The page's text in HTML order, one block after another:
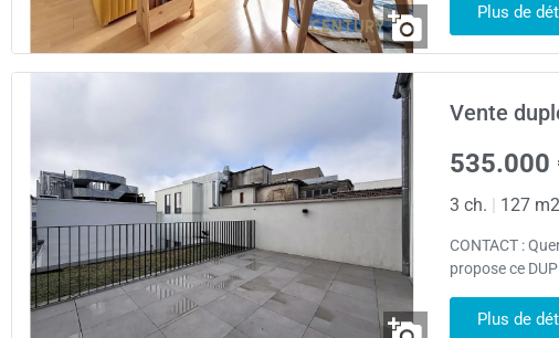
Plus de
Vente
535.000
3 ch. | 127 m2
CONTACT :
propose ce
Plus de